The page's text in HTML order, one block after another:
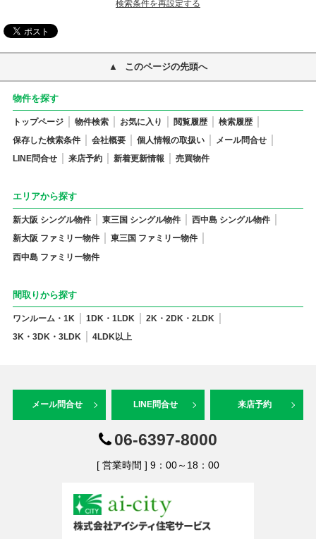
検索条件を再設定する
このページの先頭へ
物件を探す
トップページ 物件検索 お気に入り 閲覧履歴
検索履歴
保存した検索条件
会社概要 個人情報の取扱い
メール問合せ
LINE問合せ
来店予約 新着更新情報 売買物件
エリアから探す
新大阪 シングル物件 東三国 シングル物件
西中島 シングル物件
新大阪 ファミリー物件
東三国 ファミリー物件
西中島 ファミリー物件
間取りから探す
ワンルーム・1K 1DK・1LDK
2K・2DK・2LDK
3K・3DK・3LDK
4LDK以上
メール問合せ LINE問合せ 来店予約
06-6397-8000
[ 営業時間 ] 9：00～18：00